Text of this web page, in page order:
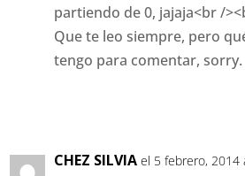
partiendo de 0, jajaja<br /
Que te leo siempre, pero
tengo para comentar, sorry.
CHEZ SILVIA el 5 febrero, 2014